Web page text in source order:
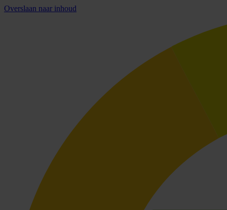
Overslaan naar inhoud